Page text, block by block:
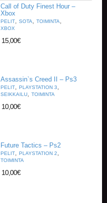
Call of Duty Finest Hour –
Xbox
PELIT, SOTA, TOIMINTA,
XBOX
15,00€
Assassin`s Creed II – Ps3
PELIT, PLAYSTATION 3,
SEIKKAILU, TOIMINTA
10,00€
Future Tactics – Ps2
PELIT, PLAYSTATION 2,
TOIMINTA
10,00€